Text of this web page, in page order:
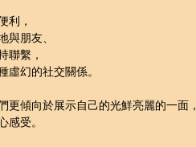
利，
與朋友、
聯繫，
虛幻的社交關係。
更傾向於展示自己的光鮮亮麗的一面，
感受。